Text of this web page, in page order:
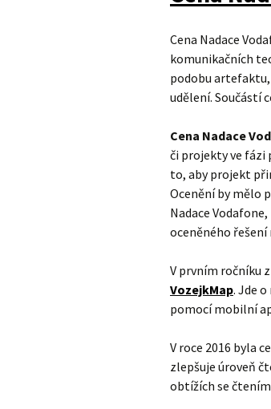
Cena Nadace
komunikačních
podobu artefaktu,
udělení. Součástí
Cena Nadace
či projekty ve fázi
to, aby projekt
Ocenění by mělo
Nadace
oceněného řešení
V prvním ročníku
VozejkMap. Jde
pomocí mobilní
V roce 2016 byla
zlepšuje úroveň
obtížích se